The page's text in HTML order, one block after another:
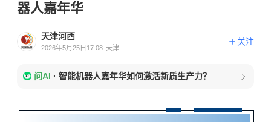
器人嘉年华
天津河西
2026年5月25日17:08 天津
关注
问AI · 智能机器人嘉年华如何激活新质生产力？